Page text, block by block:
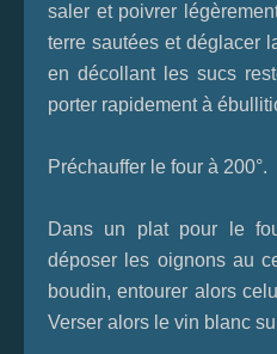
saler et poivrer
terre sautées et déglacer
en décollant les sucs
porter rapidement à
Préchauffer le four à 200°.
Dans un plat pour le
déposer les oignons au
boudin, entourer alors
Verser alors le vin blanc